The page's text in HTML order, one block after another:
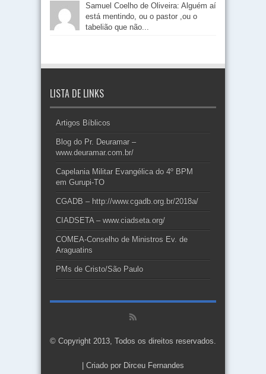
Samuel Coelho de Oliveira: Alguém aí
está mentindo, ou o pastor ,ou o
tabelião que não...
LISTA DE LINKS
Artigos Bíblicos
Blog do Pr. Deuramar –
www.deuramar.com.br/
Capelania Militar Evangélica do 4º BPM
em Gurupi-TO
CGADB – http://www.cgadb.org.br/2018a/
CIADSETA – www.ciadseta.org/
COMEA-Conselho de Ministros Ev. de
Araguatins
PMs de Cristo/São Paulo
© Copyright 2013, Todos os direitos reservados.
| Criado por Dirceu Fernandes